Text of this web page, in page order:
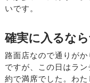
いです。
確実に入るな
路面店なので通りが
ですが、この日はラ
約で満席でした。わ